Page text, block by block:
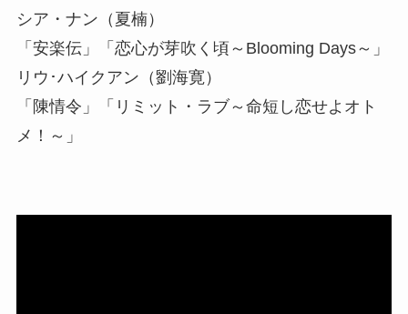
シア・ナン（夏楠）
「安楽伝」「恋心が芽吹く頃～Blooming Days～」
リウ･ハイクアン（劉海寛）
「陳情令」「リミット・ラブ～命短し恋せよオト
メ！～」